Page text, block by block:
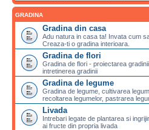
GRADINA
Gradina din casa
Adu natura in casa ta! Invata cum
Creaza-ti o gradina interioara.
Gradina de flori
Gradina de flori - proiectarea
intretinerea gradinii
Gradina de legume
Gradina de legume, cultivarea
recoltarea legumelor, pastrarea
Livada
Intrebari legate de plantarea si
ai fructe din propria livada